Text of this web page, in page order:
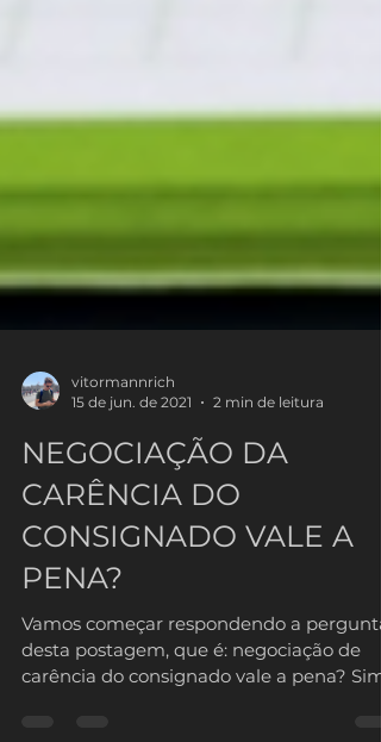
15 de jun. de 2021
2 min de leitura
NEGOCIAÇÃO DA
CARÊNCIA DO
CONSIGNADO VALE A
PENA?
Vamos começar respondendo a pergunta